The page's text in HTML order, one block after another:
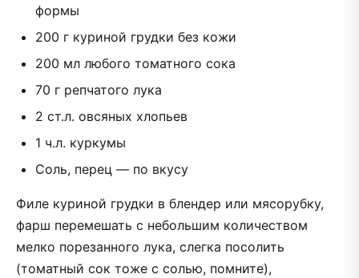
формы
200 г куриной грудки без кожи
200 мл любого томатного сока
70 г репчатого лука
2 ст.л. овсяных хлопьев
1 ч.л. куркумы
Соль, перец — по вкусу
Филе куриной грудки в блендер или мясорубку,
фарш перемешать с небольшим количеством
мелко порезанного лука, слегка посолить
(томатный сок тоже с солью, помните),